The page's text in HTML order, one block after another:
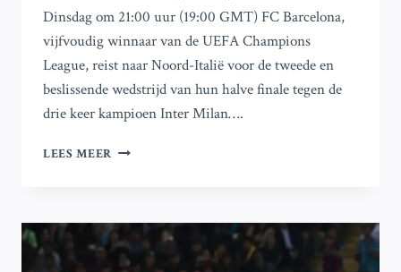
Dinsdag om 21:00 uur (19:00 GMT) FC Barcelona,
vijfvoudig winnaar van de UEFA Champions
League, reist naar Noord-Italië voor de tweede en
beslissende wedstrijd van hun halve finale tegen de
drie keer kampioen Inter Milan….
LEES MEER CHAMPIONS
JE
MOET
WETEN